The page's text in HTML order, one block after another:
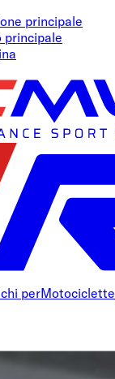
principale
principale
perMotociclette